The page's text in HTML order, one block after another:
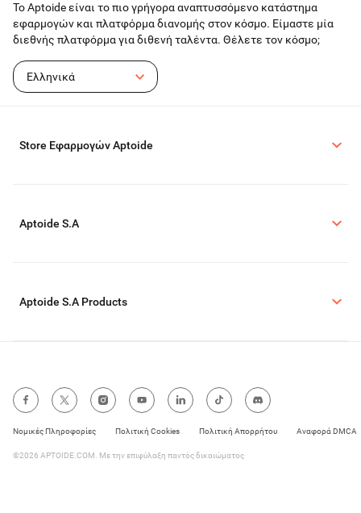
Το Aptoide είναι το πιο γρήγορα αναπτυσσόμενο κατάστημα
εφαρμογών και πλατφόρμα διανομής στον κόσμο. Είμαστε μία
διεθνής πλατφόρμα για διθενή ταλέντα. Θέλετε τον κόσμο;
Ελληνικά
Store Εφαρμογών Aptoide
Aptoide S.A
Aptoide S.A Products
Νομικές Πληροφορίες Πολιτική Cookies Πολιτική Απορρήτου Αναφορά DMCA
©2026 APTOIDE.COM. Με την επιφύλαξη παντός δικαιώματος